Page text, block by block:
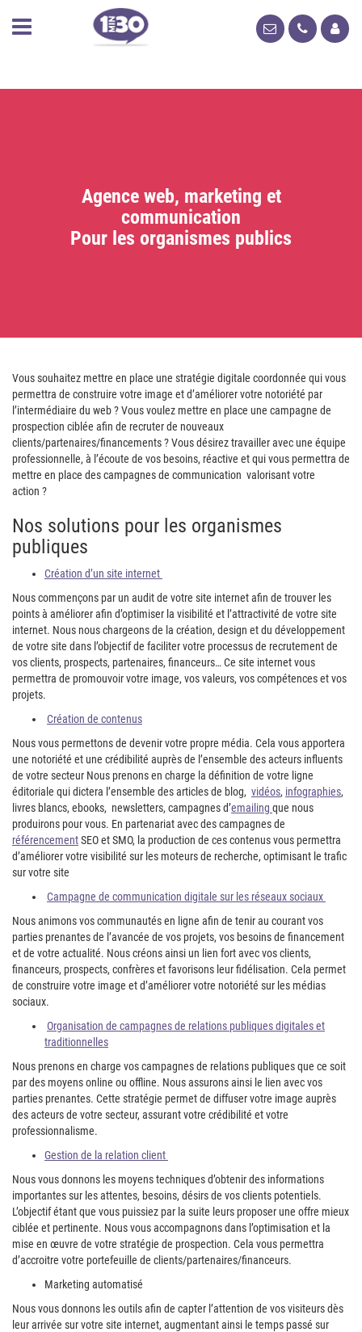
Agence web, marketing et
communication
Pour les organismes publics
Vous souhaitez mettre en place une stratégie digitale coordonnée qui vous
permettra de construire votre image et d’améliorer votre notoriété par
l’intermédiaire du web ? Vous voulez mettre en place une campagne de
prospection ciblée afin de recruter de nouveaux
clients/partenaires/financements ? Vous désirez travailler avec une équipe
professionnelle, à l’écoute de vos besoins, réactive et qui vous permettra de
mettre en place des campagnes de communication valorisant votre
action ?
Nos solutions pour les organismes
publiques
Création d’un site internet
Nous commençons par un audit de votre site internet afin de trouver les
points à améliorer afin d’optimiser la visibilité et l’attractivité de votre site
internet. Nous nous chargeons de la création, design et du développement
de votre site dans l’objectif de faciliter votre processus de recrutement de
vos clients, prospects, partenaires, financeurs… Ce site internet vous
permettra de promouvoir votre image, vos valeurs, vos compétences et vos
projets.
Création de contenus
Nous vous permettons de devenir votre propre média. Cela vous apportera
une notoriété et une crédibilité auprès de l’ensemble des acteurs influents
de votre secteur Nous prenons en charge la définition de votre ligne
éditoriale qui dictera l’ensemble des articles de blog, vidéos, infographies,
livres blancs, ebooks, newsletters, campagnes d’emailing que nous
produirons pour vous. En partenariat avec des campagnes de
référencementSEO et SMO, la production de ces contenus vous permettra
d’améliorer votre visibilité sur les moteurs de recherche, optimisant le trafic
sur votre site
Campagne de communication digitale sur les réseaux sociaux
Nous animons vos communautés en ligne afin de tenir au courant vos
parties prenantes de l’avancée de vos projets, vos besoins de financement
et de votre actualité. Nous créons ainsi un lien fort avec vos clients,
financeurs, prospects, confrères et favorisons leur fidélisation. Cela permet
de construire votre image et d’améliorer votre notoriété sur les médias
sociaux.
Organisation de campagnes de relations publiques digitales et
traditionnelles
Nous prenons en charge vos campagnes de relations publiques que ce soit
par des moyens online ou offline. Nous assurons ainsi le lien avec vos
parties prenantes. Cette stratégie permet de diffuser votre image auprès
des acteurs de votre secteur, assurant votre crédibilité et votre
professionnalisme.
Gestion de la relation client
Nous vous donnons les moyens techniques d’obtenir des informations
importantes sur les attentes, besoins, désirs de vos clients potentiels.
L’objectif étant que vous puissiez par la suite leurs proposer une offre mieux
ciblée et pertinente. Nous vous accompagnons dans l’optimisation et la
mise en œuvre de votre stratégie de prospection. Cela vous permettra
d’accroitre votre portefeuille de clients/partenaires/financeurs.
Marketing automatisé
Nous vous donnons les outils afin de capter l’attention de vos visiteurs dès
leur arrivée sur votre site internet, augmentant ainsi le temps passé sur